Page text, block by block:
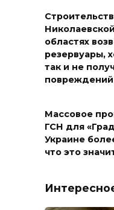
областях
резервуары,
так и не
повреждений
Массовое
ГСН для
Украине
что это